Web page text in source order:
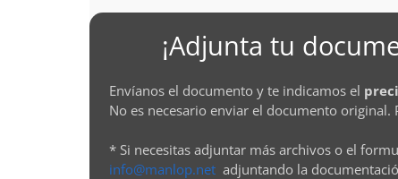
¡Adjunta tu
Envíanos el documento y te indicamos el
No es necesario enviar el documento
* Si necesitas adjuntar más archivos o el
info@manlop.net adjuntando la